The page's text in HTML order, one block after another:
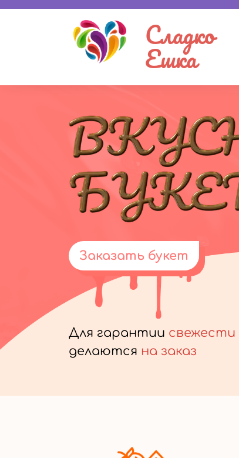
Сладко
Ешка
Заказать букет
Для гарантии свежести
делаются на заказ